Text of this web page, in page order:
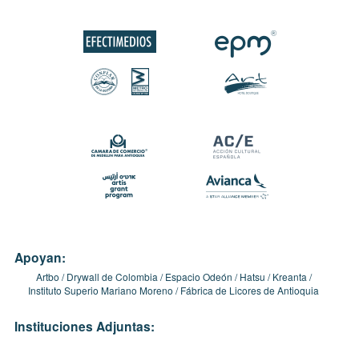
Apoyan:
Artbo Drywall de Colombia Espacio Odeón Hatsu
Kreanta
Instituto Superio Mariano Moreno
Fábrica de Licores de Antioquia
Instituciones Adjuntas: